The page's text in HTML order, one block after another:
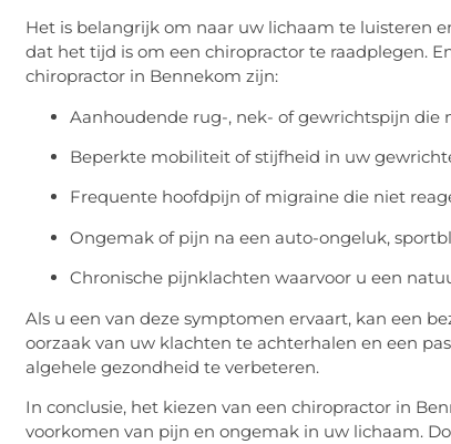
Het is belangrijk om naar uw lichaam te luisteren
dat het tijd is om een chiropractor te raadplegen.
chiropractor in Bennekom zijn:
Aanhoudende rug-, nek- of gewrichtspijn die
Beperkte mobiliteit of stijfheid in uw
Frequente hoofdpijn of migraine die niet
Ongemak of pijn na een auto-ongeluk,
Chronische pijnklachten waarvoor u een
Als u een van deze symptomen ervaart, kan een
oorzaak van uw klachten te achterhalen en een
algehele gezondheid te verbeteren.
In conclusie, het kiezen van een chiropractor in
voorkomen van pijn en ongemak in uw lichaam.